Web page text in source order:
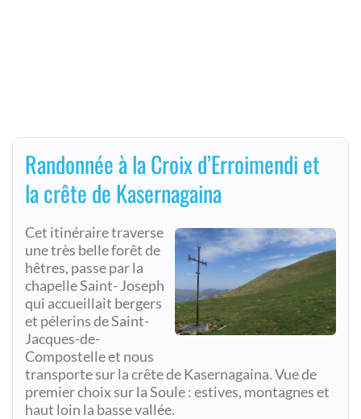
Randonnée à la Croix d’Erroimendi et
la crête de Kasernagaina
Cet itinéraire traverse
une très belle forêt de
hêtres, passe par la
chapelle Saint- Joseph
qui accueillait bergers
et pélerins de Saint-
Jacques-de-
Compostelle et nous
transporte sur la crête de Kasernagaina. Vue de
premier choix sur la Soule : estives, montagnes et
haut loin la basse vallée.